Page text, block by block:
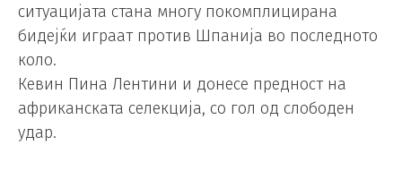
ситуацијата стана многу покомплицирана
бидејќи играат против Шпанија во последното
коло.
Кевин Пина Лентини и донесе предност на
африканската селекција, со гол од слободен
удар.